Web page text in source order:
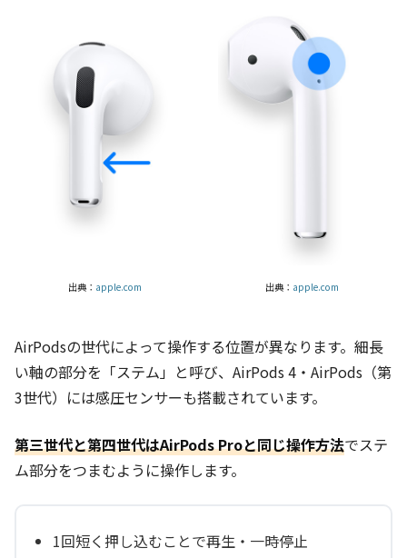
出典： apple.com 出典： apple.com
AirPodsの世代によって操作する位置が異なります。細長
い軸の部分を「ステム」と呼び、AirPods 4・AirPods（第
3世代）には感圧センサーも搭載されています。
第三世代と第四世代はAirPods Proと同じ操作方法でステ
ム部分をつまむように操作します。
1回短く押し込むことで再生・一時停止